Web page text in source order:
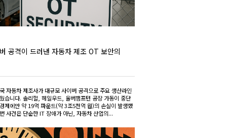
공격이 드러낸 자동차 제조 OT 보안의
자동차 제조사가 대규모 사이버 공격으로 주요 생산라인
습니다. 솔리헐, 헤일우드, 울버햄프턴 공장 가동이 중단
제에만 약 19억 파운드(약 3조5천억 원)의 손실이 발생했
사건은 단순한 IT 장애가 아닌, 자동차 산업의...